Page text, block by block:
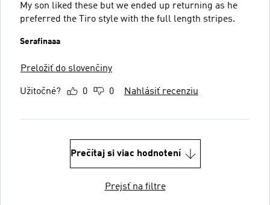
My son liked these but we ended up returning as he
preferred the Tiro style with the full length stripes.
Serafinaaa
Preložiť do slovenčiny
Užitočné? 0 0 Nahlásiť recenziu
Prečítaj si viac hodnotení
Prejsť na filtre